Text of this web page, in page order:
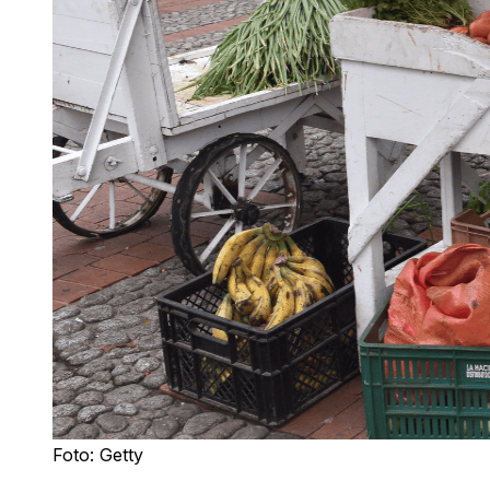
Foto: Getty